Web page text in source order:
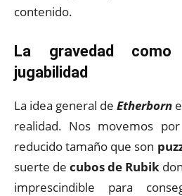
contenido.
La gravedad
jugabilidad
La idea general de Etherborn
realidad. Nos movemos
reducido tamaño que son
suerte de cubos de Rubik
imprescindible para